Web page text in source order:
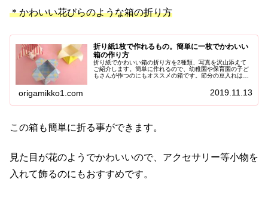
＊かわいい花びらのような箱の折り方
折り紙1枚で作れるもの。簡単に一枚でかわいい
箱の作り方
折り紙でかわいい箱の折り方を2種類、写真を沢山添えて
ご紹介します。簡単に作れるので、幼稚園や保育園の子ど
もさんが作つのにもオススメの箱です。節分の豆入れは勿
origamikko1.com 2019.11.13
この箱も簡単に折る事ができます。
見た目が花のようでかわいいので、アクセサリー等小物を
入れて飾るのにもおすすめです。